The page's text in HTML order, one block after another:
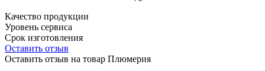
Качество продукции
Уровень сервиса
Срок изготовления
Оставить отзыв
Оставить отзыв на товар Плюмерия